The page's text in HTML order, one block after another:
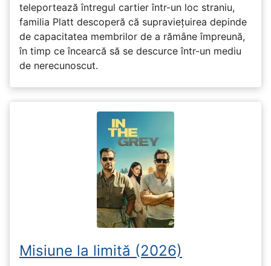
teleportează întregul cartier într-un loc straniu,
familia Platt descoperă că supraviețuirea depinde
de capacitatea membrilor de a rămâne împreună,
în timp ce încearcă să se descurce într-un mediu
de nerecunoscut.
Misiune la limită (2026)